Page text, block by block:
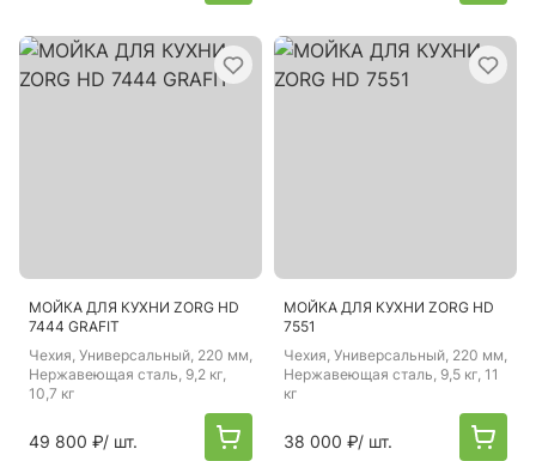
МОЙКА ДЛЯ КУХНИ ZORG HD
7444 GRAFIT
Чехия, Универсальный, 220 мм,
Нержавеющая сталь, 9,2 кг,
10,7 кг
49 800 ₽/ шт.
МОЙКА ДЛЯ КУХНИ ZORG HD
7551
Чехия, Универсальный, 220 мм,
Нержавеющая сталь, 9,5 кг, 11
кг
38 000 ₽/ шт.